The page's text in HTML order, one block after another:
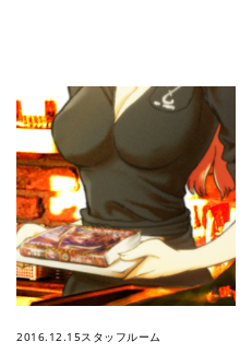
2016.12.15スタッフルーム